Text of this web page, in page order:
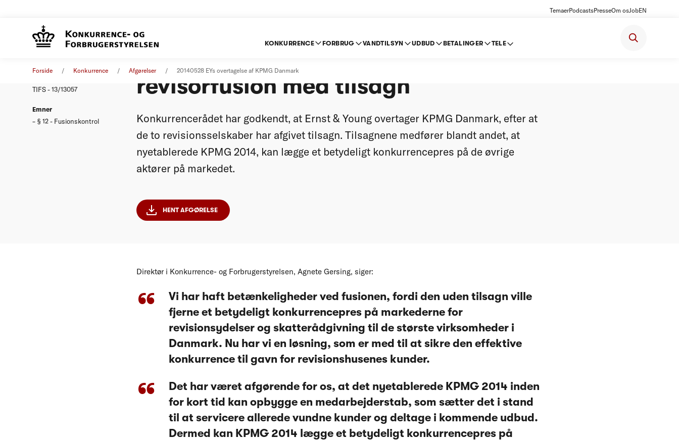
TemaerPodcastsPresseOm osJobEN
KONKURRENCE FORBRUG VANDTILSYN UDBUD BETALINGER TELE
Forside Konkurrence Afgørelser 20140528 EYs overtagelse af KPMG Danmark
TIFS - 13/13057
Emner
§ 12 - Fusionskontrol
revisorfusion med tilsagn
Konkurrencerådet har godkendt, at Ernst & Young overtager KPMG Danmark, efter at
de to revisionsselskaber har afgivet tilsagn. Tilsagnene medfører blandt andet, at
nyetablerede KPMG 2014, kan lægge et betydeligt konkurrencepres på de øvrige
aktører på markedet.
HENT AFGØRELSE
Direktør i Konkurrence- og Forbrugerstyrelsen, Agnete Gersing, siger:
Vi har haft betænkeligheder ved fusionen, fordi den uden tilsagn ville
fjerne et betydeligt konkurrencepres på markederne for
revisionsydelser og skatterådgivning til de største virksomheder i
Danmark. Nu har vi en løsning, som er med til at sikre den effektive
konkurrence til gavn for revisionshusenes kunder.
Det har været afgørende for os, at det nyetablerede KPMG 2014 inden
for kort tid kan opbygge en medarbejderstab, som sætter det i stand
til at servicere allerede vundne kunder og deltage i kommende udbud.
Dermed kan KPMG 2014 lægge et betydeligt konkurrencepres på